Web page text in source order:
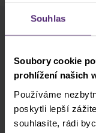
Souhlas
Soubory cookie
prohlížení našich
Používáme
poskytli lepší
souhlasíte, rádi